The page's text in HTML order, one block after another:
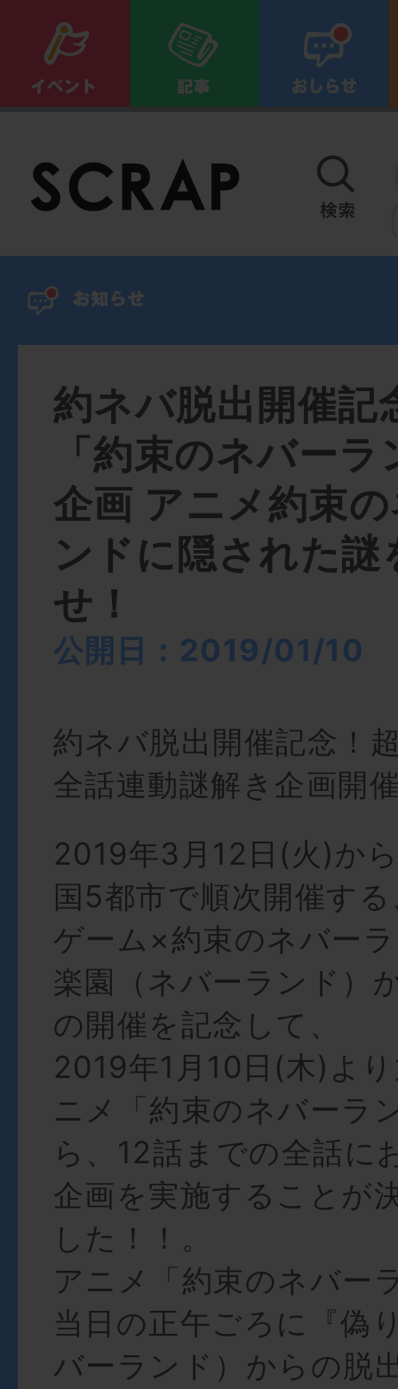
約ネバ脱出開催
「約束のネバー
企画 アニメ約束
ンドに隠された謎
せ！
公開日：2019/01/10
約ネバ脱出開催記念！
全話連動謎解き企画開
2019年3月12日(火)か
国5都市で順次開催す
ゲーム×約束のネバー
楽園（ネバーランド）
の開催を記念して、
2019年1月10日(木)よ
ニメ「約束のネバーラ
ら、12話までの全話に
企画を実施することが
した！！。
アニメ「約束のネバー
当日の正午ごろに『偽
バーランド）からの脱